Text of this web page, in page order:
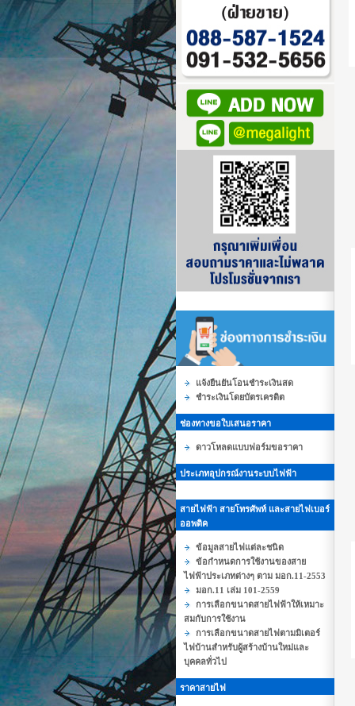
แจ้งยืนยันโอนชำระเงินสด
ชำระเงินโดยบัตรเครดิต
ช่องทางขอใบเสนอราคา
ดาวโหลดแบบฟอร์มขอราคา
ประเภทอุปกรณ์งานระบบไฟฟ้า
สายไฟฟ้า สายโทรศัพท์ และสายไฟเบอร์
ออพติค
ข้อมูลสายไฟแต่ละชนิด
ข้อกำหนดการใช้งานของสาย
ไฟฟ้าประเภทต่างๆ ตาม มอก.11-2553
มอก.11 เล่ม 101-2559
การเลือกขนาดสายไฟฟ้าให้เหมาะ
สมกับการใช้งาน
การเลือกขนาดสายไฟตามมิเตอร์
ไฟบ้านสำหรับผู้สร้างบ้านใหม่และ
บุคคลทั่วไป
ราคาสายไฟ